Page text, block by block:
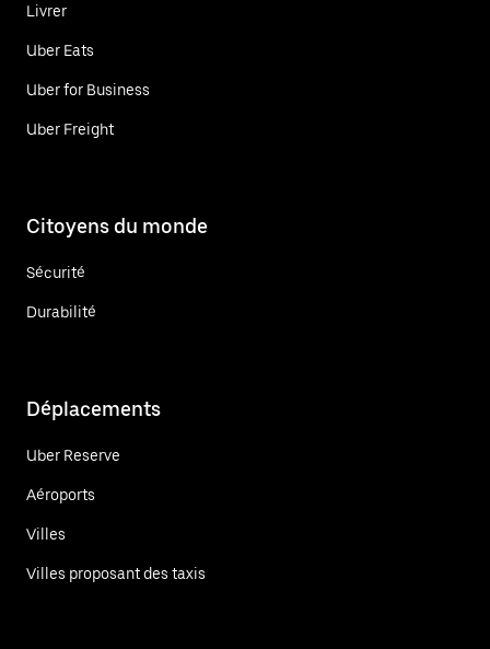
Livrer
Uber Eats
Uber for Business
Uber Freight
Citoyens du monde
Sécurité
Durabilité
Déplacements
Uber Reserve
Aéroports
Villes
Villes proposant des taxis